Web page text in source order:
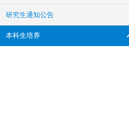
研究生通知公告
本科生培养